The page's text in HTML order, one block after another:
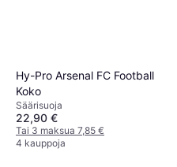
Hy-Pro Arsenal FC Football
Koko
Säärisuoja
22,90 €
Tai 3 maksua 7,85 €
4 kauppoja